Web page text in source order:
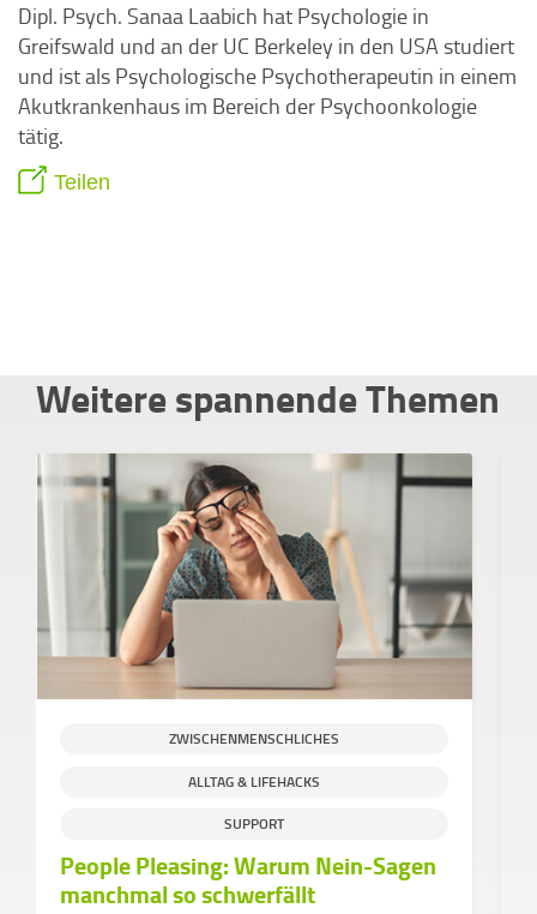
Dipl. Psych. Sanaa Laabich hat Psychologie in
Greifswald und an der UC Berkeley in den USA studiert
und ist als Psychologische Psychotherapeutin in einem
Akutkrankenhaus im Bereich der Psychoonkologie
tätig.
Teilen
Weitere spannende Themen
ZWISCHENMENSCHLICHES
ALLTAG & LIFEHACKS
SUPPORT
People Pleasing: Warum Nein-Sagen
manchmal so schwerfällt